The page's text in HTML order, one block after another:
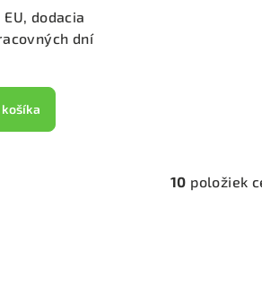
dodacia
dní
košíka
O
10 položiek